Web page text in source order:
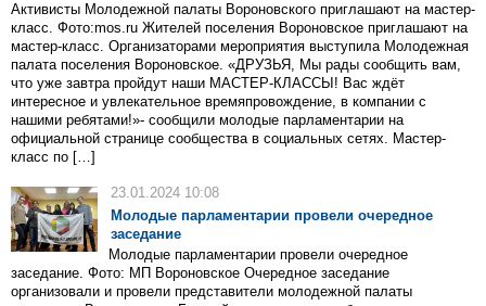
Активисты Молодежной палаты Вороновского приглашают на мастер-
класс. Фото:mos.ru Жителей поселения Вороновское приглашают на
мастер-класс. Организаторами мероприятия выступила Молодежная
палата поселения Вороновское. «ДРУЗЬЯ, Мы рады сообщить вам,
что уже завтра пройдут наши МАСТЕР-КЛАССЫ! Вас ждёт
интересное и увлекательное времяпровождение, в компании с
нашими ребятами!»- сообщили молодые парламентарии на
официальной странице сообщества в социальных сетях. Мастер-
класс по […]
23.01.2024 10:08
Молодые парламентарии провели очередное
заседание
Молодые парламентарии провели очередное
заседание. Фото: МП Вороновское Очередное заседание
организовали и провели представители молодежной палаты